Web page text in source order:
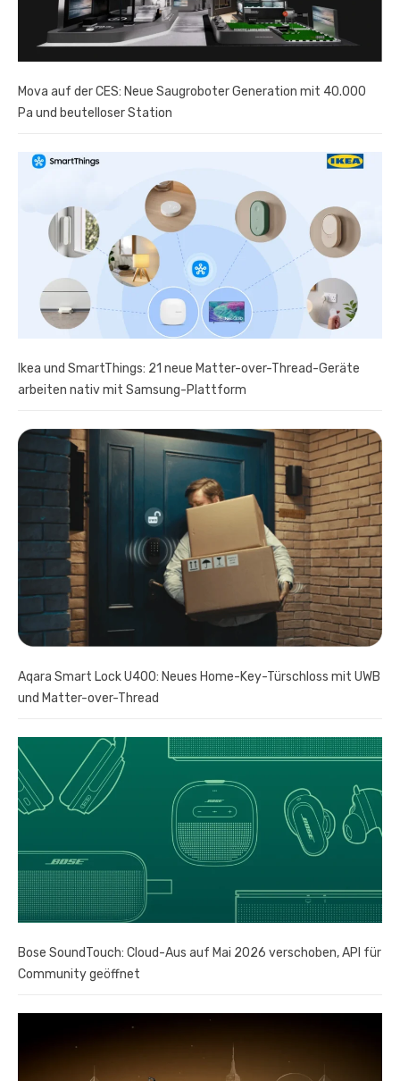
Mova auf der CES: Neue Saugroboter Generation mit 40.000
Pa und beutelloser Station
Ikea und SmartThings: 21 neue Matter-over-Thread-Geräte
arbeiten nativ mit Samsung-Plattform
Aqara Smart Lock U400: Neues Home-Key-Türschloss mit UWB
und Matter-over-Thread
Bose SoundTouch: Cloud-Aus auf Mai 2026 verschoben, API für
Community geöffnet